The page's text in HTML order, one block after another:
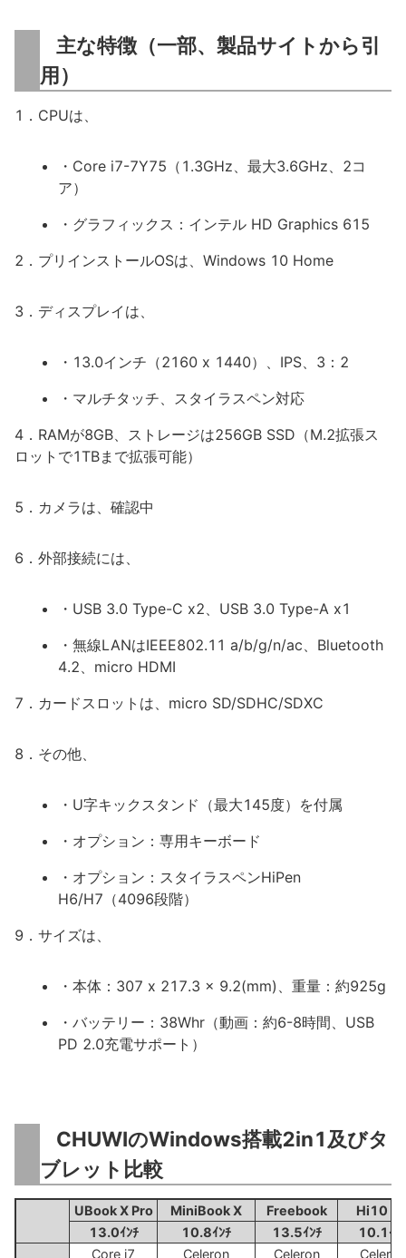
主な特徴（一部、製品サイトから引
用）
1．CPUは、
・Core i7-7Y75（1.3GHz、最大3.6GHz、2コ
ア）
・グラフィックス：インテル HD Graphics 615
2．プリインストールOSは、Windows 10 Home
3．ディスプレイは、
・13.0インチ（2160 x 1440）、IPS、3：2
・マルチタッチ、スタイラスペン対応
4．RAMが8GB、ストレージは256GB SSD（M.2拡張ス
ロットで1TBまで拡張可能）
5．カメラは、確認中
6．外部接続には、
・USB 3.0 Type-C x2、USB 3.0 Type-A x1
・無線LANはIEEE802.11 a/b/g/n/ac、Bluetooth
4.2、micro HDMI
7．カードスロットは、micro SD/SDHC/SDXC
8．その他、
・U字キックスタンド（最大145度）を付属
・オプション：専用キーボード
・オプション：スタイラスペンHiPen
H6/H7（4096段階）
9．サイズは、
・本体：307 x 217.3 x 9.2(mm)、重量：約925g
・バッテリー：38Whr（動画：約6-8時間、USB
PD 2.0充電サポート）
CHUWIのWindows搭載2in1及びタ
ブレット比較
UBook X Pro MiniBook X Freebook
Hi10
13.0ｲﾝﾁ
10.8ｲﾝﾁ 13.5ｲﾝﾁ
10.1ｲﾝ
Core i7
Celeron Celeron Celeron